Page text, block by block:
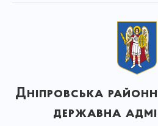
Дніпровська
державна